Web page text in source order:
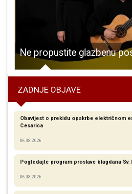
ZADNJE OBJAVE
Obavijest o prekidu opskrbe električnom
Cesarica
06.08.2026
Pogledajte program proslave blagdana Sv.
06.08.2026